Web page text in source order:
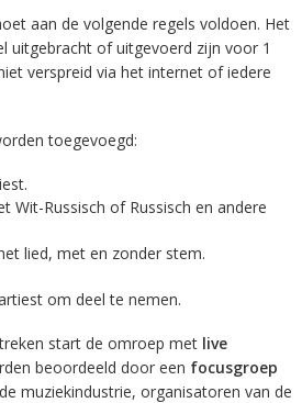
aan de volgende regels voldoen. Het
uitgebracht of uitgevoerd zijn voor 1
verspreid via het internet of iedere
toegevoegd:
Wit-Russisch of Russisch en andere
lied, met en zonder stem.
om deel te nemen.
start de omroep met live
beoordeeld door een focusgroep
muziekindustrie, organisatoren van de